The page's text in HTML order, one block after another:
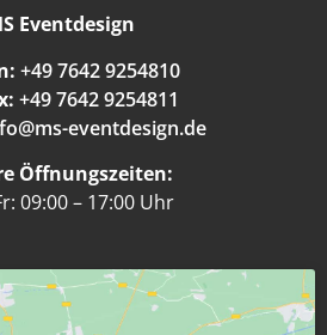
Eventdesign
+49 7642 9254810
+49 7642 9254811
eventdesign.de
Öffnungszeiten:
09:00 – 17:00 Uhr